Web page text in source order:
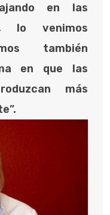
en las
lo venimos
también
en que las
más